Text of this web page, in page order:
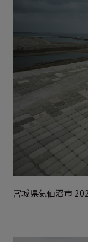
宮城県気仙沼市